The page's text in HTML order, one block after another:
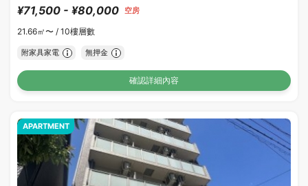
¥71,500 - ¥80,000 空房
21.66㎡〜 / 10樓層數
附家具家電 無押金
確認詳細內容
APARTMENT